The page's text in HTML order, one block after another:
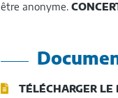
être anonyme.
TÉLÉCHARGER LE